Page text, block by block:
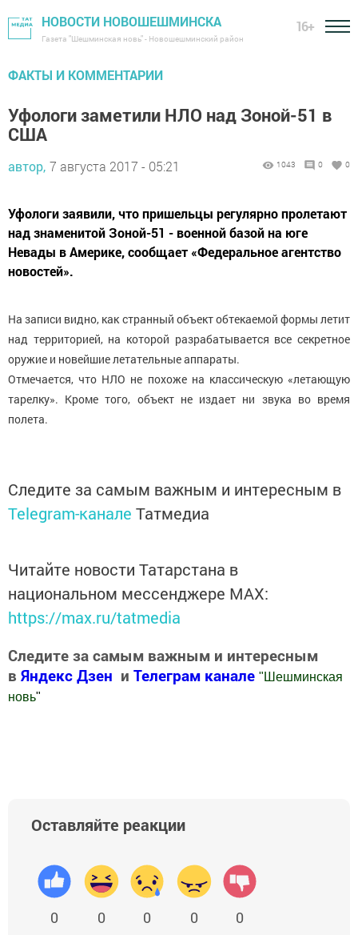
НОВОСТИ НОВОШЕШМИНСКА
Газета "Шешминская новь" - Новошешминский район
16+
ФАКТЫ И КОММЕНТАРИИ
Уфологи заметили НЛО над Зоной-51 в
США
автор, 7 августа 2017 - 05:21 1043 0 0
Уфологи заявили, что пришельцы регулярно пролетают
над знаменитой Зоной-51 - военной базой на юге
Невады в Америке, сообщает «Федеральное агентство
новостей».
На записи видно, как странный объект обтекаемой формы летит
над территорией, на которой разрабатывается все секретное
оружие и новейшие летательные аппараты.
Отмечается, что НЛО не похоже на классическую «летающую
тарелку». Кроме того, объект не издает ни звука во время
полета.
Следите за самым важным и интересным в
Telegram-канале Татмедиа
Читайте новости Татарстана в
национальном мессенджере MАХ:
https://max.ru/tatmedia
Следите за самым важным и интересным
в Яндекс Дзен и Телеграм канале " Шешминская
новь"
Оставляйте реакции
0 0 0 0 0